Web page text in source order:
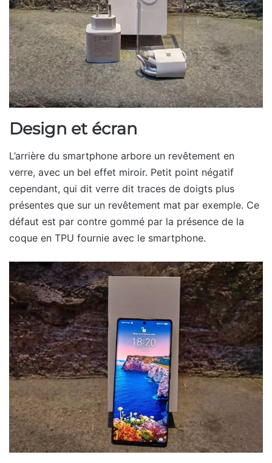
Design et écran
L’arrière du smartphone arbore un revêtement en
verre, avec un bel effet miroir. Petit point négatif
cependant, qui dit verre dit traces de doigts plus
présentes que sur un revêtement mat par exemple. Ce
défaut est par contre gommé par la présence de la
coque en TPU fournie avec le smartphone.